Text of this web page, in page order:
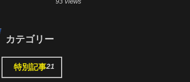
カテゴリー
特別記事21